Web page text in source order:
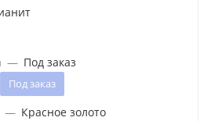
— Под заказ
Под заказ
— Красное золото